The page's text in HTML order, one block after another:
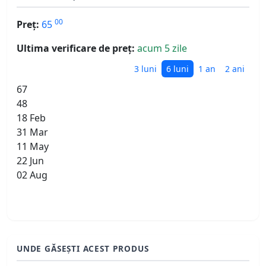
Preț: 65 00
Ultima verificare de preț: acum 5 zile
3 luni 6 luni 1 an 2 ani
67
48
18 Feb
31 Mar
11 May
22 Jun
02 Aug
UNDE GĂSEȘTI ACEST PRODUS